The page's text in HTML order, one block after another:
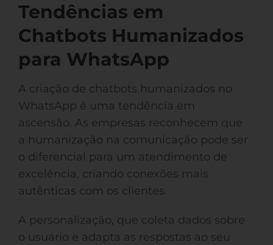
Tendências em
Chatbots Humanizados
para WhatsApp
A criação de chatbots humanizados no
WhatsApp é uma tendência em
ascensão. As empresas reconhecem que
a humanização na comunicação pode ser
o diferencial para um atendimento de
excelência, criando conexões mais
autênticas com os clientes.
A personalização, que coleta dados sobre
o usuário e adapta as respostas ao seu